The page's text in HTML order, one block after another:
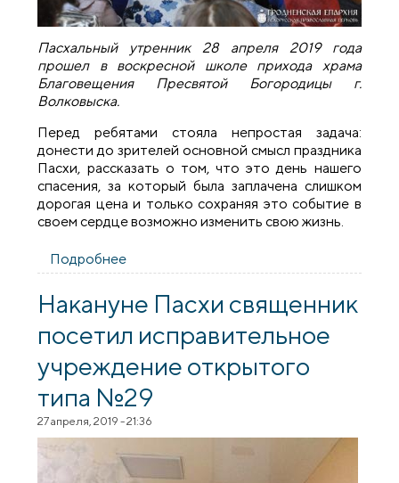
Пасхальный утренник 28 апреля 2019 года
прошел в воскресной школе прихода храма
Благовещения Пресвятой Богородицы г.
Волковыска.
Перед ребятами стояла непростая задача:
донести до зрителей основной смысл праздника
Пасхи, рассказать о том, что это день нашего
спасения, за который была заплачена слишком
дорогая цена и только сохраняя это событие в
своем сердце возможно изменить свою жизнь.
Подробнее
Благовещения Пресвятой Богородицы
Волковыска
Накануне Пасхи священник
посетил исправительное
учреждение открытого
типа №29
27 апреля, 2019 - 21:36